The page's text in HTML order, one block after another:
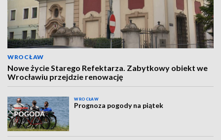
WROCŁAW
Nowe życie Starego Refektarza. Zabytkowy obiekt we
Wrocławiu przejdzie renowację
WROCŁAW
Prognoza pogody na piątek